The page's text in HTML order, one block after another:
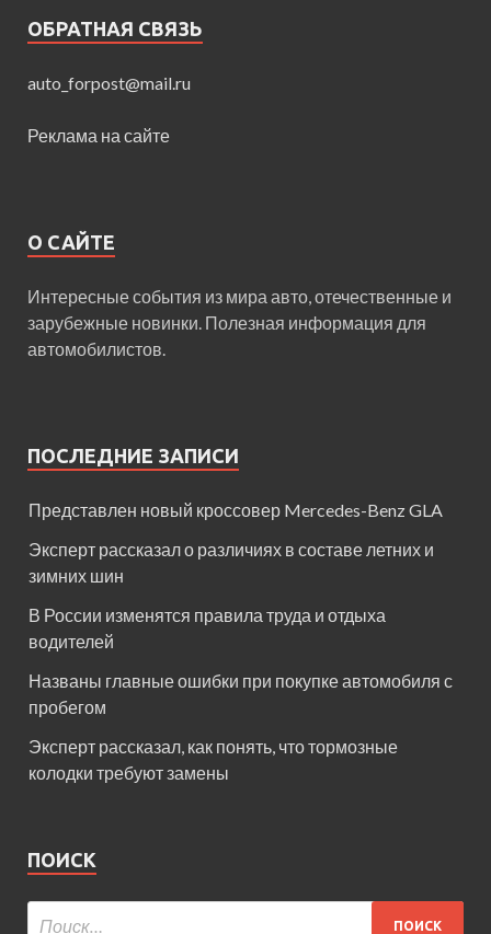
ОБРАТНАЯ СВЯЗЬ
auto_forpost@mail.ru
Реклама на сайте
О САЙТЕ
Интересные события из мира авто, отечественные и
зарубежные новинки. Полезная информация для
автомобилистов.
ПОСЛЕДНИЕ ЗАПИСИ
Представлен новый кроссовер Mercedes-Benz GLA
Эксперт рассказал о различиях в составе летних и
зимних шин
В России изменятся правила труда и отдыха
водителей
Названы главные ошибки при покупке автомобиля с
пробегом
Эксперт рассказал, как понять, что тормозные
колодки требуют замены
ПОИСК